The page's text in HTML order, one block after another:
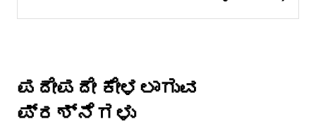
ಪದೇಪದೇ ಕೇಳಲಾಗುವ
ಪ್ರಶ್ನೆಗಳು